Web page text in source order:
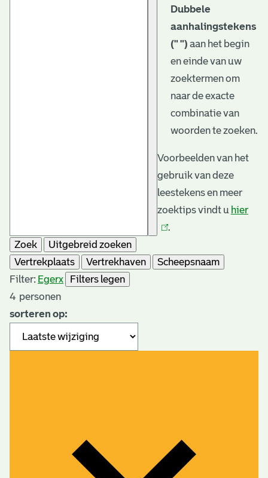
Dubbele
aanhalingstekens
(" ") aan het begin
en einde van uw
zoektermen om
naar de exacte
combinatie van
woorden te zoeken.
Voorbeelden van het
gebruik van deze
leestekens en meer
zoektips vindt u hier
.
Zoek
Uitgebreid zoeken
Vertrekplaats
Vertrekhaven
Scheepsnaam
Filter: Egerx
Filters legen
4 personen
sorteren op: